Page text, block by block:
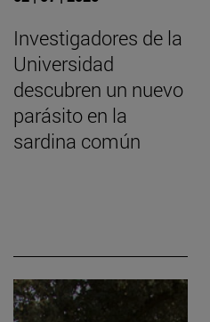
Investigadores de la
Universidad
descubren un nuevo
parásito en la
sardina común